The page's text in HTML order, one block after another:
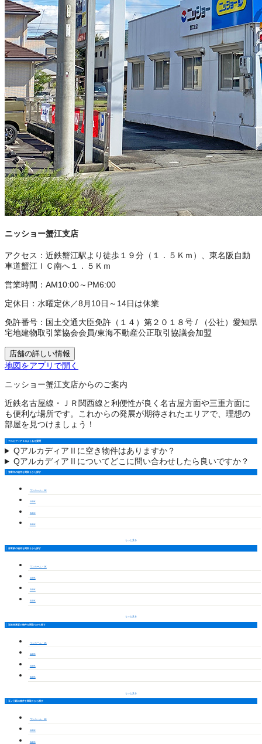
ニッショー蟹江支店
アクセス： 近鉄蟹江駅より徒歩１９分（１．５Ｋｍ）、東名阪自動
車道蟹江ＩＣ南へ１．５Ｋｍ
営業時間： AM10:00～PM6:00
定休日： 水曜定休／8月10日～14日は休業
免許番号： 国土交通大臣免許（１４）第２０１８号 /
（公社）愛知県
宅地建物取引業協会会員/東海不動産公正取引協議会加盟
店舗の詳しい情報
地図をアプリで開く
ニッショー蟹江支店からのご案内
近鉄名古屋線・ＪＲ関西線と利便性が良く名古屋方面や三重方面に
も便利な場所です。これからの発展が期待されたエリアで、理想の
部屋を見つけましょう！
アルカディアⅡのよくある質問
QアルカディアⅡに空き物件はありますか？
QアルカディアⅡについてどこに問い合わせしたら良いですか？
弥富市の物件を間取りから探す
ワンルーム・1K
1LDK
2LDK
3LDK
もっと見る
弥富駅の物件を間取りから探す
ワンルーム・1K
1LDK
2LDK
3LDK
もっと見る
近鉄弥富駅の物件を間取りから探す
ワンルーム・1K
1LDK
2LDK
3LDK
もっと見る
五ノ三駅の物件を間取りから探す
ワンルーム・1K
1LDK
2LDK